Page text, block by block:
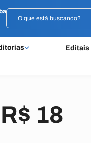
Editais
18